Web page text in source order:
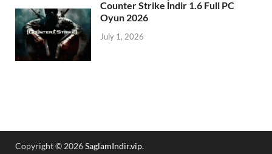
Counter Strike İndir 1.6 Full PC
Oyun 2026
July 1, 2026
Copyright © 2026SaglamIndir.vip.